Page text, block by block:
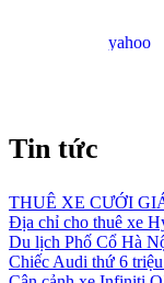
Tin tức
THUÊ XE CƯỚI
Địa chỉ cho thuê xe
Du lịch Phố Cổ Hà
Chiếc Audi thứ 6